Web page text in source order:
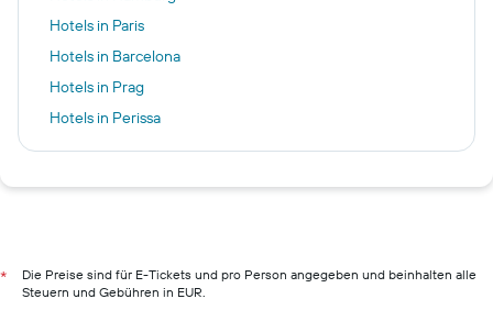
Hotels in Paris
Hotels in Barcelona
Hotels in Prag
Hotels in Perissa
Hotels in Bad Kissingen
Hotels in Neustadt in Holstein
Hotels in München
*
Die Preise sind für E-Tickets und pro Person angegeben und beinhalten alle
Steuern und Gebühren in EUR.